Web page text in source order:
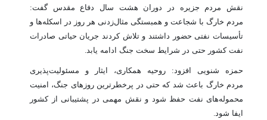
نقش مردم جزیره در دوران هشت سال دفاع مقدس گفت:
مردم خارگ با شجاعت و همبستگی مثال‌زدنی هر روز در اسکله‌ها و
تأسیسات نفتی حضور داشتند و تلاش کردند جریان حیاتی صادرات
نفت کشور حتی در شرایط سخت جنگ ادامه یابد.
حمزه شنویی افزود: روحیه همکاری، ایثار و مسئولیت‌پذیری
مردم خارگ باعث شد که حتی در پرخطرترین روزهای جنگ، امنیت
محموله‌های نفت حفظ شود و نقش مهمی در پشتیبانی از کشور
ایفا شود.